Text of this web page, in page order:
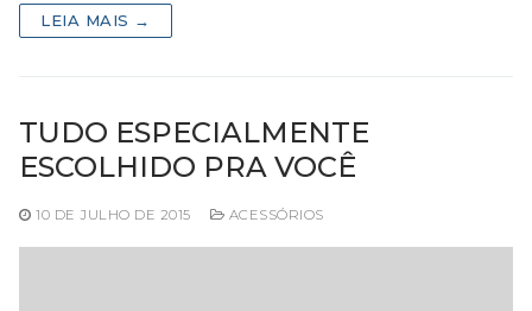
LEIA MAIS →
TUDO ESPECIALMENTE
ESCOLHIDO PRA VOCÊ
10 DE JULHO DE 2015 ACESSÓRIOS